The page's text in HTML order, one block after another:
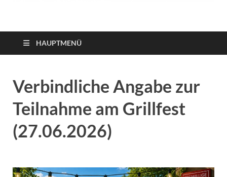
HAUPTMENÜ
Verbindliche Angabe zur
Teilnahme am Grillfest
(27.06.2026)